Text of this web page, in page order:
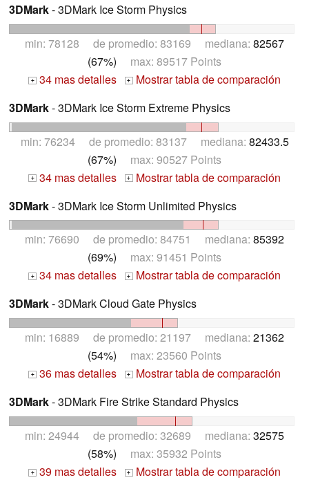
3DMark- 3DMark Ice Storm Physics
min: 78128 de promedio: 83169 mediana: 82567
(67%) max: 89517 Points
+ 34 mas detalles + Mostrar tabla de comparación
3DMark- 3DMark Ice Storm Extreme Physics
min: 76234 de promedio: 83137 mediana: 82433.5
(67%) max: 90527 Points
+ 34 mas detalles + Mostrar tabla de comparación
3DMark- 3DMark Ice Storm Unlimited Physics
min: 76690 de promedio: 84751 mediana: 85392
(69%) max: 91451 Points
+ 34 mas detalles + Mostrar tabla de comparación
3DMark- 3DMark Cloud Gate Physics
min: 16889 de promedio: 21197 mediana: 21362
(54%) max: 23560 Points
+ 36 mas detalles + Mostrar tabla de comparación
3DMark- 3DMark Fire Strike Standard Physics
min: 24944 de promedio: 32689 mediana: 32575
(58%) max: 35932 Points
+ 39 mas detalles + Mostrar tabla de comparación